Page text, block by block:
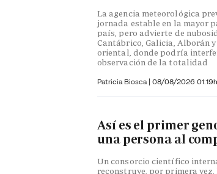
La agencia meteorológica
jornada estable en la mayor
país, pero advierte de
Cantábrico, Galicia, Alborán
oriental, donde podría
observación de la totalidad
Patricia Biosca | 08/08/2026
Así es el primer
una persona al
Un consorcio científico
reconstruye, por primera vez,